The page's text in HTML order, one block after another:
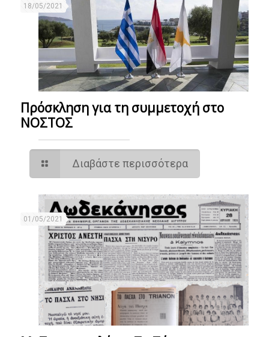
18/05/2021
Πρόσκληση για τη συμμετοχή στο
ΝΟΣΤΟΣ
Διαβάστε περισσότερα
01/05/2021